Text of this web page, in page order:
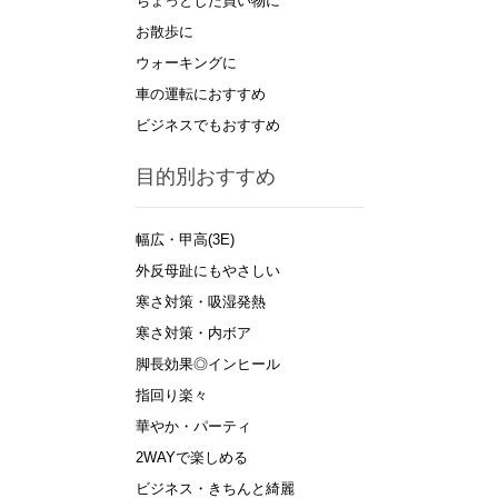
お散歩に
ウォーキングに
車の運転におすすめ
ビジネスでもおすすめ
目的別おすすめ
幅広・甲高(3E)
外反母趾にもやさしい
寒さ対策・吸湿発熱
寒さ対策・内ボア
脚長効果◎インヒール
指回り楽々
華やか・パーティ
2WAYで楽しめる
ビジネス・きちんと綺麗